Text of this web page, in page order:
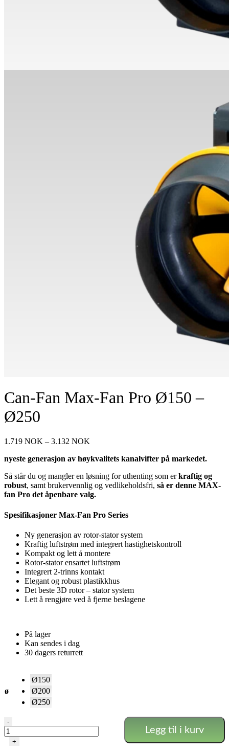
Can-Fan Max-Fan Pro Ø150 –
Ø250
1.719 NOK – 3.132 NOK
til
nyeste generasjon av høykvalitets kanalvifter på markedet.
Så står du og mangler en løsning for uthenting som erkraftig og
robust, samt brukervennlig og vedlikeholdsfri, så er denne MAX-
fan Pro det åpenbare valg.
Spesifikasjoner Max-Fan Pro Series
Ny generasjon av rotor-stator system
Kraftig luftstrøm med integrert hastighetskontroll
Kompakt og lett å montere
Rotor-stator ensartet luftstrøm
Integrert 2-trinns kontakt
Elegant og robust plastikkhus
Det beste 3D rotor – stator system
Lett å rengjøre ved å fjerne beslagene
På lager
Kan sendes i dag
30 dagers returrett
ø
Ø150
Ø200
Ø250
Can-
Fan
Max-
-
+
Legg til i kurv